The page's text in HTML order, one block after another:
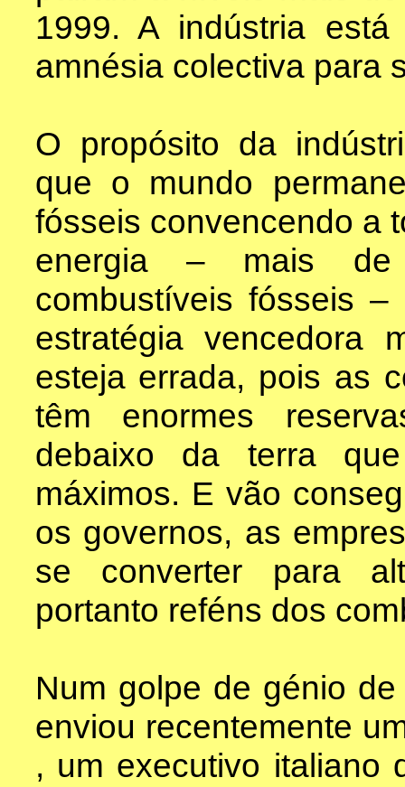
1999. A indústria
amnésia colectiva para
O propósito da
que o mundo
fósseis convencendo a
energia – mais
combustíveis fósseis
estratégia vencedora
esteja errada, pois as
têm enormes
debaixo da terra
máximos. E vão
os governos, as
se converter para
portanto reféns dos
Num golpe de génio
enviou recentemente
, um executivo italiano